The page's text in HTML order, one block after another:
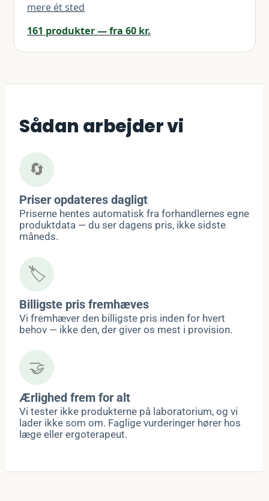
mere ét sted
161 produkter — fra 60 kr.
Sådan arbejder vi
🔄
Priser opdateres dagligt
Priserne hentes automatisk fra forhandlernes egne
produktdata — du ser dagens pris, ikke sidste
måneds.
🏷️
Billigste pris fremhæves
Vi fremhæver den billigste pris inden for hvert
behov — ikke den, der giver os mest i provision.
🤝
Ærlighed frem for alt
Vi tester ikke produkterne på laboratorium, og vi
lader ikke som om. Faglige vurderinger hører hos
læge eller ergoterapeut.